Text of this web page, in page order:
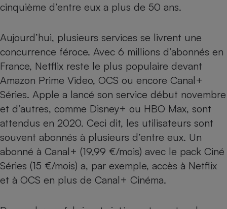
cinquième d’entre eux a plus de 50 ans.
Aujourd’hui, plusieurs services se livrent une
concurrence féroce. Avec 6 millions d’abonnés en
France, Netflix reste le plus populaire devant
Amazon Prime Video, OCS ou encore Canal+
Séries. Apple a lancé son service début novembre
et d’autres, comme Disney+ ou HBO Max, sont
attendus en 2020. Ceci dit, les utilisateurs sont
souvent abonnés à plusieurs d’entre eux. Un
abonné à Canal+ (19,99 €/mois) avec le pack Ciné
Séries (15 €/mois) a, par exemple, accès à Netflix
et à OCS en plus de Canal+ Cinéma.